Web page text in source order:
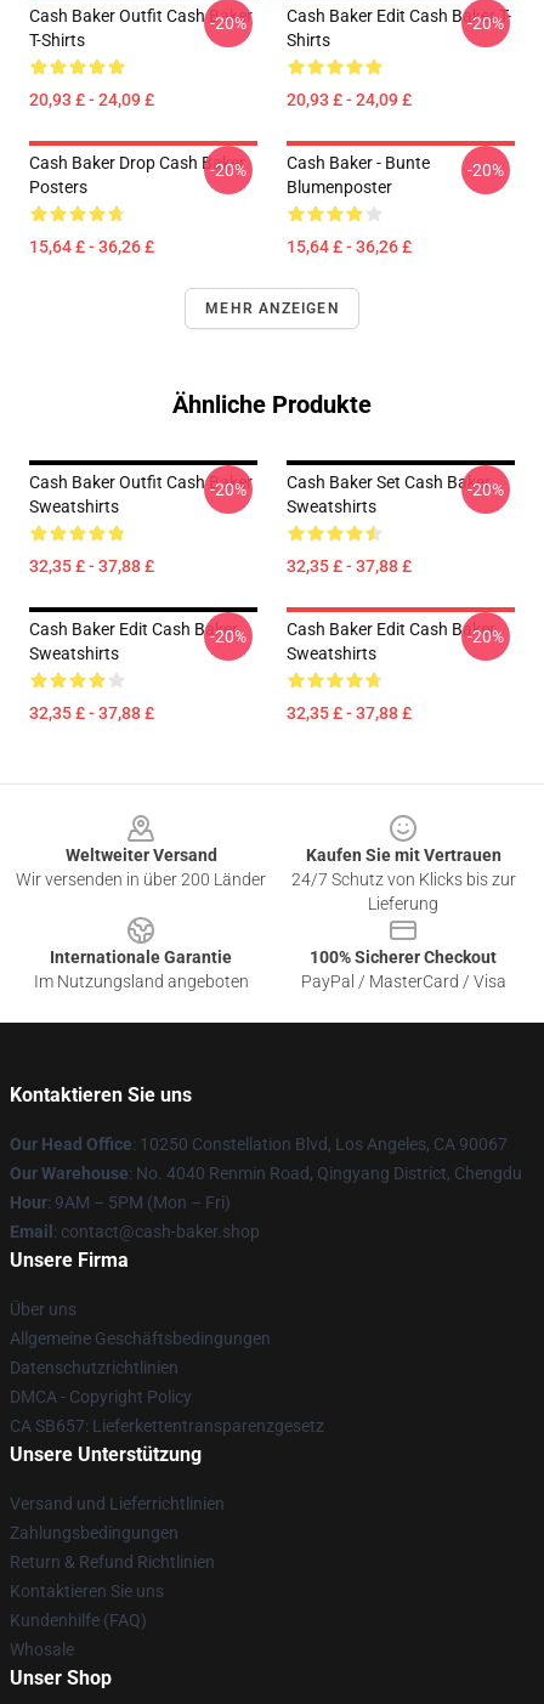
Cash Baker Outfit Cash Baker
T-Shirts
20,93 £ - 24,09 £
-20%
Cash Baker Edit Cash Baker T-
Shirts
20,93 £ - 24,09 £
-20%
Cash Baker Drop Cash Baker
Posters
15,64 £ - 36,26 £
-20%
Cash Baker - Bunte
Blumenposter
15,64 £ - 36,26 £
-20%
MEHR ANZEIGEN
Ähnliche Produkte
Cash Baker Outfit Cash Baker
Sweatshirts
32,35 £ - 37,88 £
-20%
Cash Baker Set Cash Baker
Sweatshirts
32,35 £ - 37,88 £
-20%
Cash Baker Edit Cash Baker
Sweatshirts
32,35 £ - 37,88 £
-20%
Cash Baker Edit Cash Baker
Sweatshirts
32,35 £ - 37,88 £
-20%
Weltweiter Versand
Wir versenden in über 200 Länder
Kaufen Sie mit Vertrauen
24/7 Schutz von Klicks bis zur
Lieferung
Internationale Garantie
Im Nutzungsland angeboten
100% Sicherer Checkout
PayPal / MasterCard / Visa
Kontaktieren Sie uns
Our Head Office: 10250 Constellation Blvd, Los Angeles, CA 90067
Our Warehouse: No. 4040 Renmin Road, Qingyang District, Chengdu
Hour: 9AM – 5PM (Mon – Fri)
Email : contact@cash-baker.shop
Unsere Firma
Über uns
Allgemeine Geschäftsbedingungen
Datenschutzrichtlinien
DMCA - Copyright Policy
CA SB657: Lieferkettentransparenzgesetz
Unsere Unterstützung
Versand und Lieferrichtlinien
Zahlungsbedingungen
Return & Refund Richtlinien
Kontaktieren Sie uns
Kundenhilfe (FAQ)
Whosale
Unser Shop